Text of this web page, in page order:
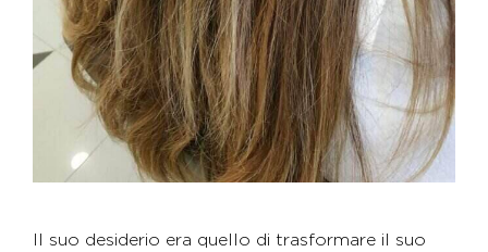
Il suo desiderio era quello di trasformare il suo